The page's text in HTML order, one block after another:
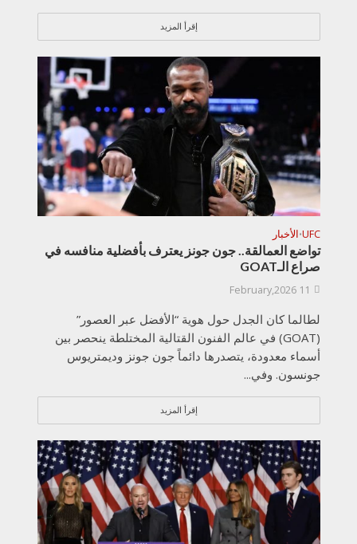
إقرأ المزيد
UFC
•الأخبار
تواضع العمالقة.. جون جونز يعترف بأفضلية منافسه في
صراع الـGOAT
11 February,2026
لطالما كان الجدل حول هوية “الأفضل عبر العصور”
(GOAT) في عالم الفنون القتالية المختلطة ينحصر بين
أسماء معدودة، يتصدرها دائماً جون جونز وديمتريوس
جونسون. وفي...
إقرأ المزيد